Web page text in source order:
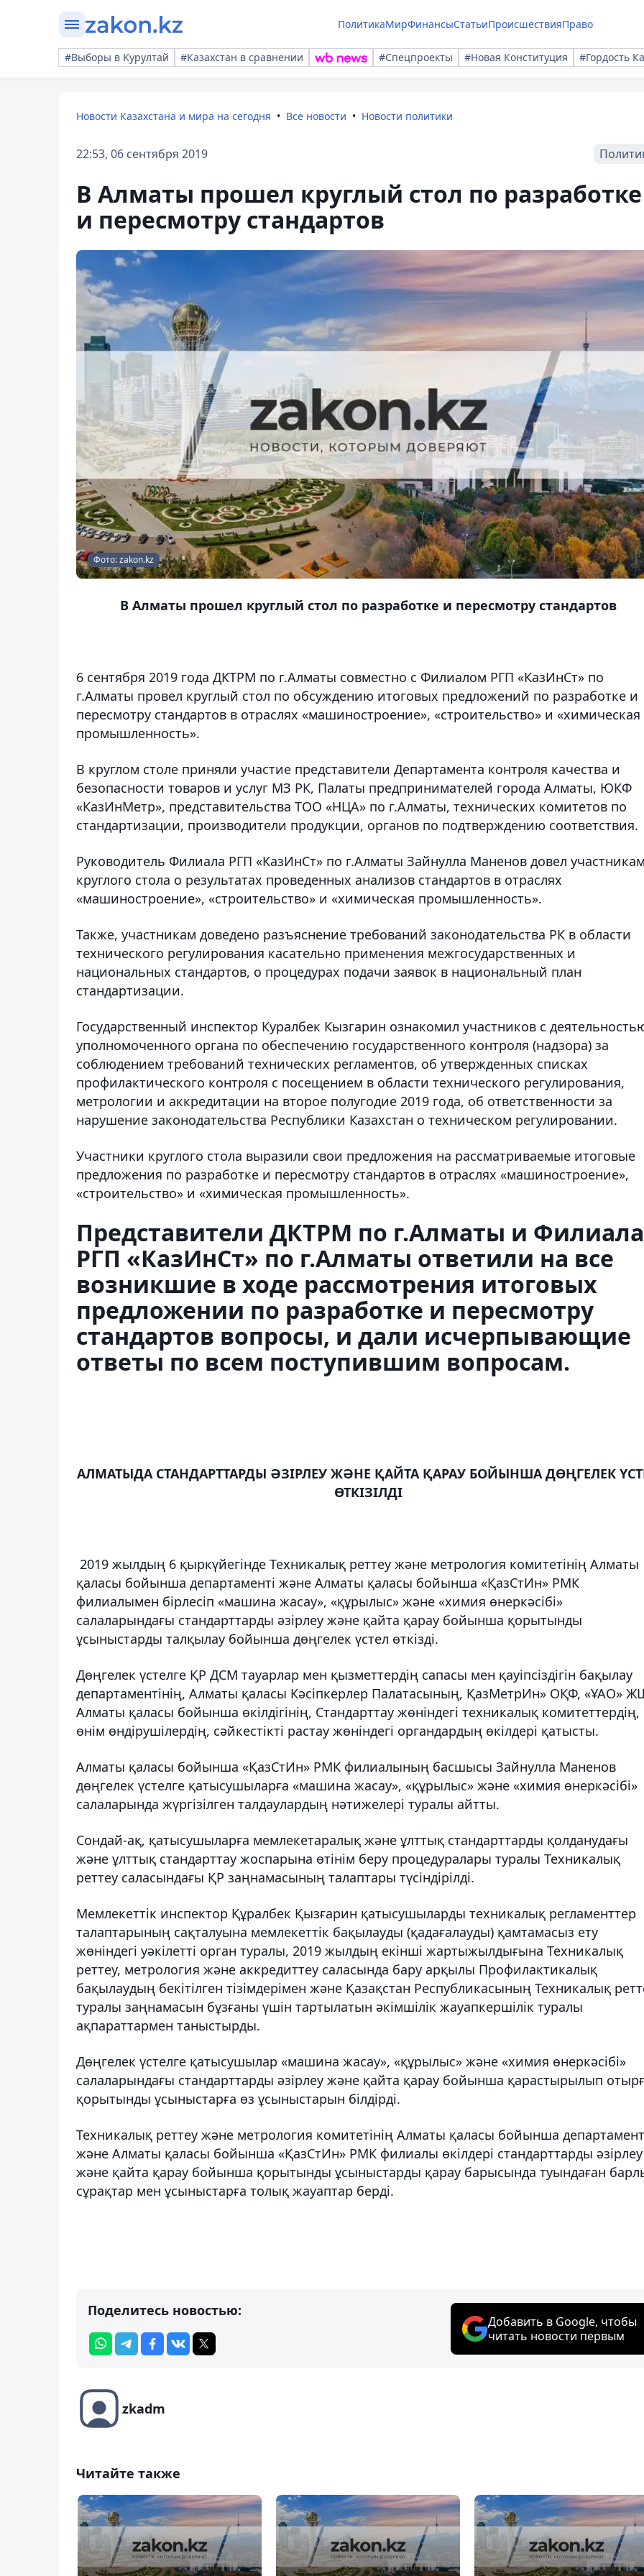
ПолитикаМирФинансыСтатьиПроисшествияПраво
#Выборы в Курултай #Казахстан в сравнении #Спецпроекты #Новая Конституция #Гордость
Новости Казахстана и мира на сегодня Все новости Новости политики
22:53, 06 сентября 2019
В Алматы прошел круглый стол по разработке
и пересмотру стандартов
Фото: zakon.kz
В Алматы прошел круглый стол по разработке и пересмотру стандартов
6 сентября 2019 года ДКТРМ по г.Алматы совместно с Филиалом РГП «КазИнСт» по
г.Алматы провел круглый стол по обсуждению итоговых предложений по разработке и
пересмотру стандартов в отраслях «машиностроение», «строительство» и «химическая
промышленность».
В круглом столе приняли участие представители Департамента контроля качества и
безопасности товаров и услуг МЗ РК, Палаты предпринимателей города Алматы, ЮКФ
«КазИнМетр», представительства ТОО «НЦА» по г.Алматы, технических комитетов по
стандартизации, производители продукции, органов по подтверждению соответствия.
Руководитель Филиала РГП «КазИнСт» по г.Алматы Зайнулла Маненов довел
круглого стола о результатах проведенных анализов стандартов в отраслях
«машиностроение», «строительство» и «химическая промышленность».
Также, участникам доведено разъяснение требований законодательства РК в области
технического регулирования касательно применения межгосударственных и
национальных стандартов, о процедурах подачи заявок в национальный план
стандартизации.
Государственный инспектор Куралбек Кызгарин ознакомил участников с
уполномоченного органа по обеспечению государственного контроля (надзора) за
соблюдением требований технических регламентов, об утвержденных списках
профилактического контроля с посещением в области технического регулирования,
метрологии и аккредитации на второе полугодие 2019 года, об ответственности за
нарушение законодательства Республики Казахстан о техническом регулировании.
Участники круглого стола выразили свои предложения на рассматриваемые итоговые
предложения по разработке и пересмотру стандартов в отраслях «машиностроение»,
«строительство» и «химическая промышленность».
Представители ДКТРМ по г.Алматы и Филиала
РГП «КазИнСт» по г.Алматы ответили на все
возникшие в ходе рассмотрения итоговых
предложении по разработке и пересмотру
стандартов вопросы, и дали исчерпывающие
ответы по всем поступившим вопросам.
АЛМАТЫДА СТАНДАРТТАРДЫ ӘЗІРЛЕУ ЖӘНЕ ҚАЙТА ҚАРАУ БОЙЫНША ДӨҢГЕЛЕК
ӨТКІЗІЛДІ
2019 жылдың 6 қыркүйегінде Техникалық реттеу және метрология комитетінің Алматы
қаласы бойынша департаменті және Алматы қаласы бойынша «ҚазСтИн» РМК
филиалымен бірлесіп «машина жасау», «құрылыс» және «химия өнеркәсібі»
салаларындағы стандарттарды әзірлеу және қайта қарау бойынша қорытынды
ұсыныстарды талқылау бойынша дөңгелек үстел өткізді.
Дөңгелек үстелге ҚР ДСМ тауарлар мен қызметтердің сапасы мен қауіпсіздігін бақылау
департаментінің, Алматы қаласы Кәсіпкерлер Палатасының, ҚазМетрИн» ОҚФ, «ҰАО»
Алматы қаласы бойынша өкілдігінің, Стандарттау жөніндегі техникалық комитеттердің,
өнім өндірушілердің, сәйкестікті растау жөніндегі органдардың өкілдері қатысты.
Алматы қаласы бойынша «ҚазСтИн» РМК филиалының басшысы Зайнулла Маненов
дөңгелек үстелге қатысушыларға «машина жасау», «құрылыс» және «химия өнеркәсібі»
салаларында жүргізілген талдаулардың нәтижелері туралы айтты.
Сондай-ақ, қатысушыларға мемлекетаралық және ұлттық стандарттарды қолданудағы
және ұлттық стандарттау жоспарына өтінім беру процедуралары туралы Техникалық
реттеу саласындағы ҚР заңнамасының талаптары түсіндірілді.
Мемлекеттік инспектор Құралбек Қызғарин қатысушыларды техникалық регламенттер
талаптарының сақталуына мемлекеттік бақылауды (қадағалауды) қамтамасыз ету
жөніндегі уәкілетті орган туралы, 2019 жылдың екінші жартыжылдығына Техникалық
реттеу, метрология және аккредиттеу саласында бару арқылы Профилактикалық
бақылаудың бекітілген тізімдерімен және Қазақстан Республикасының Техникалық
туралы заңнамасын бұзғаны үшін тартылатын әкімшілік жауапкершілік туралы
ақпараттармен таныстырды.
Дөңгелек үстелге қатысушылар «машина жасау», «құрылыс» және «химия өнеркәсібі»
салаларындағы стандарттарды әзірлеу және қайта қарау бойынша қарастырылып
қорытынды ұсыныстарға өз ұсыныстарын білдірді.
Техникалық реттеу және метрология комитетінің Алматы қаласы бойынша
және Алматы қаласы бойынша «ҚазСтИн» РМК филиалы өкілдері стандарттарды әзірлеу
және қайта қарау бойынша қорытынды ұсыныстарды қарау барысында туындаған
сұрақтар мен ұсыныстарға толық жауаптар берді.
Поделитесь новостью:
Добавить в Google, чтобы
читать новости первым
zkadm
Читайте также